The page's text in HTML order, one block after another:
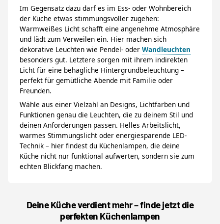
Im Gegensatz dazu darf es im Ess- oder Wohnbereich
der Küche etwas stimmungsvoller zugehen:
Warmweißes Licht schafft eine angenehme Atmosphäre
und lädt zum Verweilen ein. Hier machen sich
dekorative Leuchten wie Pendel- oder Wandleuchten
besonders gut. Letztere sorgen mit ihrem indirekten
Licht für eine behagliche Hintergrundbeleuchtung –
perfekt für gemütliche Abende mit Familie oder
Freunden.
Wähle aus einer Vielzahl an Designs, Lichtfarben und
Funktionen genau die Leuchten, die zu deinem Stil und
deinen Anforderungen passen. Helles Arbeitslicht,
warmes Stimmungslicht oder energiesparende LED-
Technik – hier findest du Küchenlampen, die deine
Küche nicht nur funktional aufwerten, sondern sie zum
echten Blickfang machen.
Deine Küche verdient mehr – finde jetzt die
perfekten Küchenlampen